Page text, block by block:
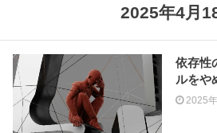
2025年4月
依存性
ルをや
2025